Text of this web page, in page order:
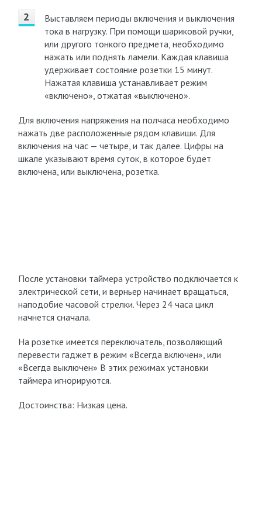
Выставляем периоды включения и выключения
тока в нагрузку. При помощи шариковой ручки,
или другого тонкого предмета, необходимо
нажать или поднять ламели. Каждая клавиша
удерживает состояние розетки 15 минут.
Нажатая клавиша устанавливает режим
«включено», отжатая «выключено».
Для включения напряжения на полчаса необходимо
нажать две расположенные рядом клавиши. Для
включения на час — четыре, и так далее. Цифры на
шкале указывают время суток, в которое будет
включена, или выключена, розетка.
После установки таймера устройство подключается к
электрической сети, и верньер начинает вращаться,
наподобие часовой стрелки. Через 24 часа цикл
начнется сначала.
На розетке имеется переключатель, позволяющий
перевести гаджет в режим «Всегда включен», или
«Всегда выключен» В этих режимах установки
таймера игнорируются.
Достоинства: Низкая цена.